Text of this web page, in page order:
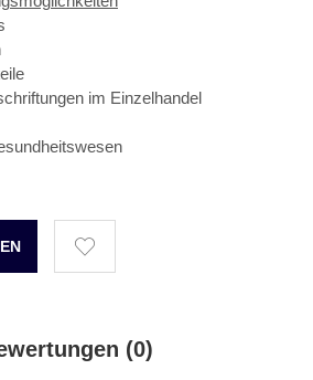
im Einzelhandel
(0)